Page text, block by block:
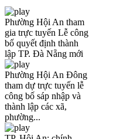
Phường Hội An tham
gia trực tuyến Lễ công
bố quyết định thành
lập TP. Đà Nẵng mới
Phường Hội An Đông
tham dự trực tuyến lễ
công bố sáp nhập và
thành lập các xã,
phường...